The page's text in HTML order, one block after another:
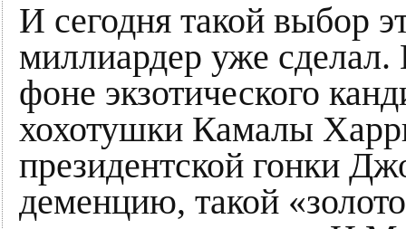
И сегодня такой выбор
миллиардер уже
фоне экзотического
хохотушки Камалы
президентской гонки
деменцию, такой